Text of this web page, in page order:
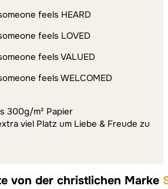
feels HEARD
feels LOVED
feels VALUED
feels WELCOMED
300g/m² Papier
viel Platz um Liebe & Freude zu
von der christlichen Marke